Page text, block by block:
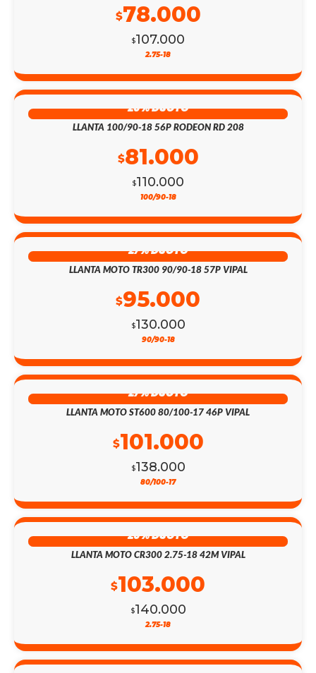
$107.000
$78.000
2.75-18
26% DSCTO
LLANTA 100/90-18 56P RODEON RD 208
$110.000
$81.000
100/90-18
27% DSCTO
LLANTA MOTO TR300 90/90-18 57P VIPAL
$130.000
$95.000
90/90-18
27% DSCTO
LLANTA MOTO ST600 80/100-17 46P VIPAL
$138.000
$101.000
80/100-17
26% DSCTO
LLANTA MOTO CR300 2.75-18 42M VIPAL
$140.000
$103.000
2.75-18